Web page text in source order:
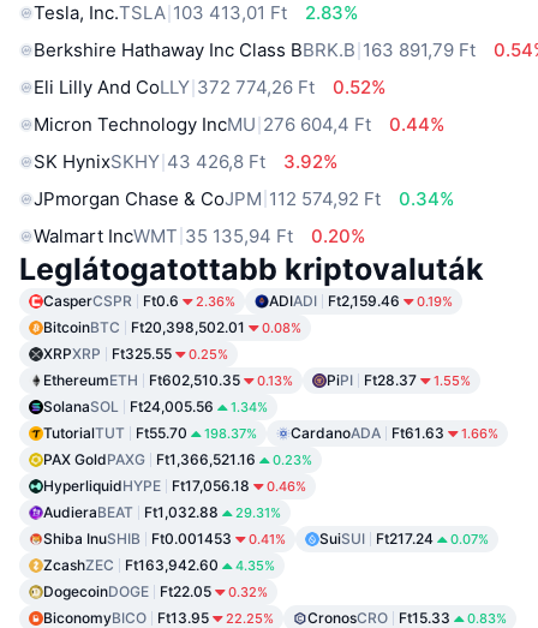
Tesla, Inc.TSLA 103 413,01 Ft
2.83%
Berkshire Hathaway Inc Class BBRK.B 163 891,79 Ft
Eli Lilly And CoLLY 372 774,26 Ft
0.52%
Micron Technology IncMU 276 604,4 Ft
0.44%
SK HynixSKHY 43 426,8 Ft
3.92%
JPmorgan Chase & CoJPM 112 574,92 Ft
0.34%
Walmart IncWMT 35 135,94 Ft 0.20%
Leglátogatottabb kriptovaluták
CasperCSPR Ft0.6 2.36% ADIADI Ft2,159.46 0.19%
BitcoinBTC Ft20,398,502.01 0.08%
XRPXRP Ft325.55 0.25%
EthereumETH Ft602,510.35 0.13% PiPI Ft28.37 1.55%
SolanaSOL Ft24,005.56 1.34%
TutorialTUT Ft55.70 198.37% CardanoADA Ft61.63 1.66%
PAX GoldPAXG Ft1,366,521.16 0.23%
HyperliquidHYPE Ft17,056.18 0.46%
AudieraBEAT Ft1,032.88 29.31%
Shiba InuSHIB Ft0.001453 0.41% SuiSUI Ft217.24 0.07%
ZcashZEC Ft163,942.60 4.35%
DogecoinDOGE Ft22.05 0.32%
BiconomyBICO Ft13.95 22.25% CronosCRO Ft15.33 0.83%